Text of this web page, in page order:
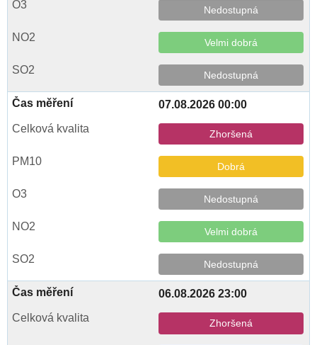
Nedostupná
Velmi dobrá
Nedostupná
07.08.2026 00:00
Zhoršená
Dobrá
Nedostupná
Velmi dobrá
Nedostupná
06.08.2026 23:00
Zhoršená